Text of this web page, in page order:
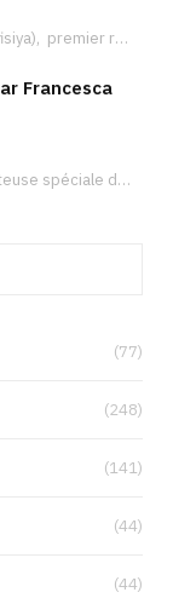
Le cave de Hafisa (9abou 7afisiya), premier roman du journaliste tunisien Mohamed Amine Ben Hlel,…
Francesca
Francesca Albanese, rapporteuse spéciale de l’ONU sur les territoires palestiniens occupés, était à Tunis pour…
(77)
(248)
(141)
(44)
(44)